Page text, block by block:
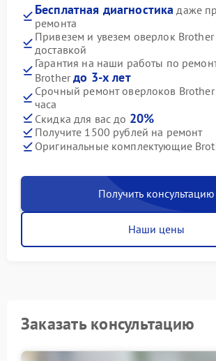
Бесплатная диагностика даже
ремонта
Привезем и увезем оверлок Brother
доставкой
Гарантия на наши работы по
Brotherдо 3-х лет
Срочный ремонт оверлоков Brother
часа
Скидка для вас до 20%
Получите 1500 рублей на ремонт
Оригинальные комплектующие
Получить консультацию
Наши цены
Заказать консультацию